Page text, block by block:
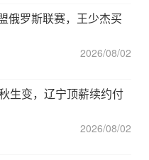
俄罗斯联赛，王少杰买
2026/08/02
生变，辽宁顶薪续约付
2026/08/02